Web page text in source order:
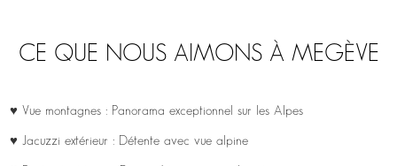
CE QUE NOUS AIMONS À MEGÈVE
♥ Vue montagnes : Panorama exceptionnel sur les Alpes
♥ Jacuzzi extérieur : Détente avec vue alpine